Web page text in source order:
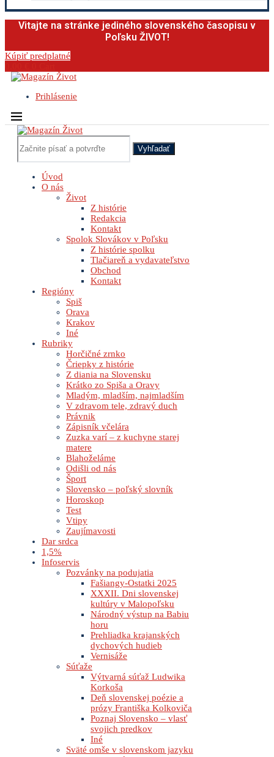
Vitajte na stránke jediného slovenského časopisu v
Poľsku ŽIVOT!
Kúpiť predplatné
Prihlásenie
Vyhľadať
Úvod
O nás
Život
Z histórie
Redakcia
Kontakt
Spolok Slovákov v Poľsku
Z histórie spolku
Tlačiareň a vydavateľstvo
Obchod
Kontakt
Regióny
Spiš
Orava
Krakov
Iné
Rubriky
Horčičné zrnko
Čriepky z histórie
Z diania na Slovensku
Krátko zo Spiša a Oravy
Mladým, mladším, najmladším
V zdravom tele, zdravý duch
Právnik
Zápisník včelára
Zuzka varí – z kuchyne starej
matere
Blahoželáme
Odišli od nás
Šport
Slovensko – poľský slovník
Horoskop
Test
Vtipy
Zaujímavosti
Dar srdca
1,5%
Infoservis
Pozvánky na podujatia
Fašiangy-Ostatki 2025
XXXII. Dni slovenskej
kultúry v Malopoľsku
Národný výstup na Babiu
horu
Prehliadka krajanských
dychových hudieb
Vernisáže
Súťaže
Výtvarná súťaž Ludwika
Korkoša
Deň slovenskej poézie a
prózy Františka Kolkoviča
Poznaj Slovensko – vlasť
svojich predkov
Iné
Sväté omše v slovenskom jazyku